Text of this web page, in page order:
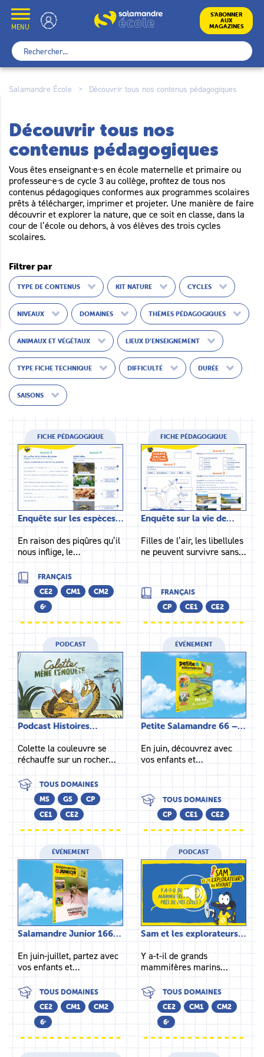
content
MENU
École S’ABONNER
AUX
MAGAZINES
Rechercher :
Salamandre École > Découvrir tous nos contenus pédagogiques
Découvrir tous nos
contenus pédagogiques
Vous êtes enseignant·e·s en école maternelle et primaire ou
professeur·e·s de cycle 3 au collège, profitez de tous nos
contenus pédagogiques conformes aux programmes scolaires
prêts à télécharger, imprimer et projeter. Une manière de faire
découvrir et explorer la nature, que ce soit en classe, dans la
cour de l’école ou dehors, à vos élèves des trois cycles
scolaires.
Filtrer par
TYPE DE CONTENUS KIT NATURE CYCLES
NIVEAUX DOMAINES THÈMES PÉDAGOGIQUES
ANIMAUX ET VÉGÉTAUX LIEUX D’ENSEIGNEMENT
TYPE FICHE TECHNIQUE DIFFICULTÉ DURÉE
SAISONS
FICHE PÉDAGOGIQUE
Enquête sur les espèces…
En raison des piqûres qu’il
nous inflige, le…
FRANÇAIS
CE2
CM1
CM2
6ᵉ
FICHE PÉDAGOGIQUE
Enquête sur la vie de…
Filles de l’air, les libellules
ne peuvent survivre sans…
FRANÇAIS
CP
CE1 CE2
PODCAST
Podcast Histoires…
Colette la couleuvre se
réchauffe sur un rocher…
TOUS DOMAINES
MS
GS
CP
CE1
CE2
ÉVÉNEMENT
Petite Salamandre 66 –…
En juin, découvrez avec
vos enfants et…
TOUS DOMAINES
CP
CE1 CE2
ÉVÉNEMENT
Salamandre Junior 166…
En juin-juillet, partez avec
vos enfants et…
TOUS DOMAINES
CE2
CM1
CM2
6ᵉ
PODCAST
Sam et les explorateurs…
Y a-t-il de grands
mammifères marins…
TOUS DOMAINES
CE2
CM1
CM2
6ᵉ